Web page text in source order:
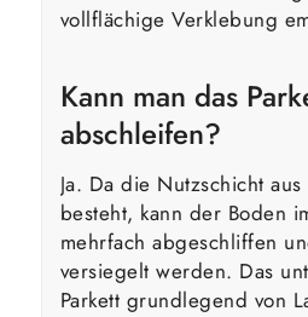
vollflächige Verklebung
Kann man das
abschleifen?
Ja. Da die Nutzschicht
besteht, kann der Boden
mehrfach abgeschliffen
versiegelt werden. Das
Parkett grundlegend von